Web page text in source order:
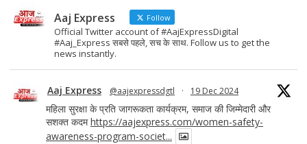
k
Aaj Express Follow
Official Twitter account of #AajExpressDigital
#Aaj_Express सबसे पहले, सच के साथ. Follow us to get the
news instantly.
Aaj Express @aajexpressdgtl · 19 Dec 2024
महिला सुरक्षा के प्रति जागरूकता कार्यक्रम, समाज की जिम्मेदारी और
सशक्त कदमhttps://aajexpress.com/women-safety-
awareness-program-societ...